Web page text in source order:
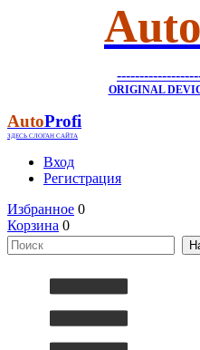
Аuto
ORIGINAL
AutoProfi
ЗДЕСЬ СЛОГАН САЙТА
Вход
Регистрация
Избранное 0
Корзина 0